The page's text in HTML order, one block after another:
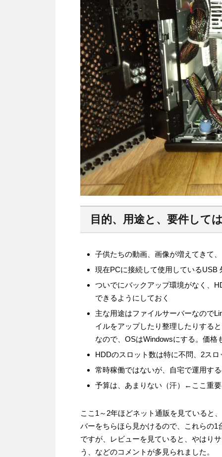
目的、用途と、要件して
子供たちの動画、画像が増えてきて
現在PCに接続して使用しているUSB
ついでにバックアップ環境がなく、
できるようにしておく
主な用途はファイルサーバーなので
イルをアップしたり整理したりする
なので、OSはWindowsにする。価格
HDDのスロット数は特に不問、2ス
常時稼働ではないが、自宅で運用す
予算は、あまりない（汗）←ここ重
ここ1～2年ほどネット通販を見ていると
バーをちらほら見かけるので、これらの
ですが、レビューを見ていると、やはり
う、などのコメントが多見られました。